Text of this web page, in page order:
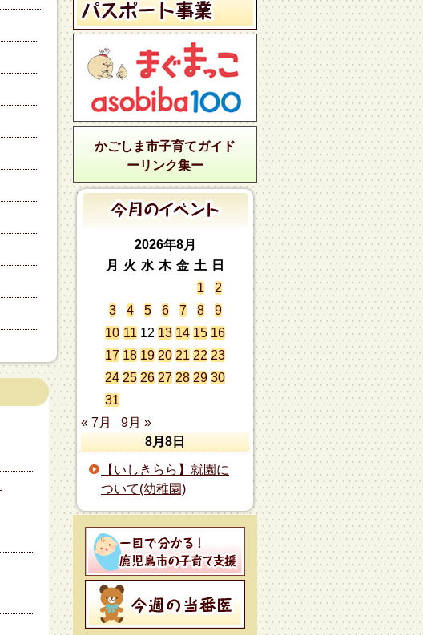
かごしま市子育てガイド
ーリンク集ー
2026年8月
月
火 水 木 金 土
日
1
2
3
4 5 6 7 8
9
10 11 12 13 14 15 16
17 18 19 20 21 22 23
24 25 26 27 28 29 30
31
« 7月
9月 »
8月8日
【いしきらら】就園に
ついて(幼稚園)